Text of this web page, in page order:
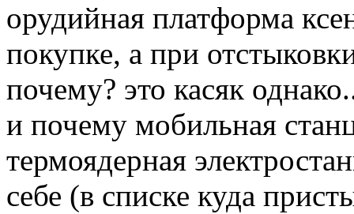
орудийная платформа
покупке, а при
почему? это касяк
и почему мобильная
термоядерная
себе (в списке куда